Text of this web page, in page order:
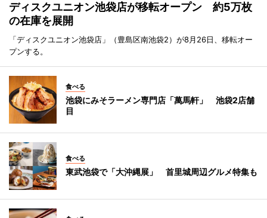
ディスクユニオン池袋店が移転オープン 約5万枚
の在庫を展開
「ディスクユニオン池袋店」（豊島区南池袋2）が8月26日、移転オー
プンする。
食べる
池袋にみそラーメン専門店「萬馬軒」 池袋2店舗
目
食べる
東武池袋で「大沖縄展」 首里城周辺グルメ特集も